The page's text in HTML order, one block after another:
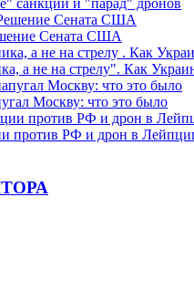
Сената США
а не на стрелу". Как
Москву: что это было
против РФ и дрон в